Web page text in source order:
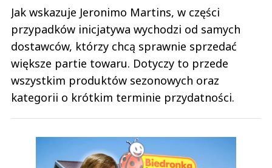
Jak wskazuje Jeronimo Martins, w części
przypadków inicjatywa wychodzi od samych
dostawców, którzy chcą sprawnie sprzedać
większe partie towaru. Dotyczy to przede
wszystkim produktów sezonowych oraz
kategorii o krótkim terminie przydatności.